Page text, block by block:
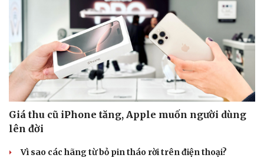
Giá thu cũ iPhone tăng, Apple muốn người dùng
lên đời
Vì sao các hãng từ bỏ pin tháo rời trên điện thoại?